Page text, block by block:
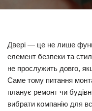
Двері — це не лише
елемент безпеки та
не прослужить довго,
Саме тому питання
планує ремонт чи
вибрати компанію для